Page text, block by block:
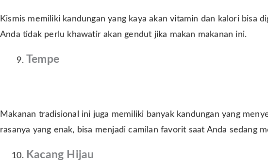
Kismis memiliki kandungan yang kaya akan vitamin dan kalori bisa
Anda tidak perlu khawatir akan gendut jika makan makanan ini.
Tempe
Makanan tradisional ini juga memiliki banyak kandungan yang
rasanya yang enak, bisa menjadi camilan favorit saat Anda sedang
Kacang Hijau